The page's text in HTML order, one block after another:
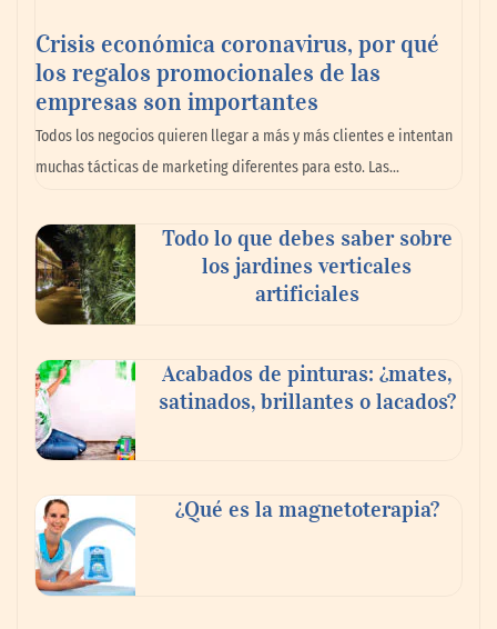
Nansha, Guangzhou, crea un nuevo
ecosistema de comercio transfronterizo
oportunidades
CIRIA Toldos destaca la importancia de
elegir la mosquitera adecuada según el
Crisis económica coronavirus, por qué
los regalos promocionales de las
empresas son importantes
Todos los negocios quieren llegar a más y más clientes e intentan
muchas tácticas de marketing diferentes para esto. Las…
Todo lo que debes saber sobre
los jardines verticales
artificiales
Acabados de pinturas: ¿mates,
satinados, brillantes o lacados?
¿Qué es la magnetoterapia?